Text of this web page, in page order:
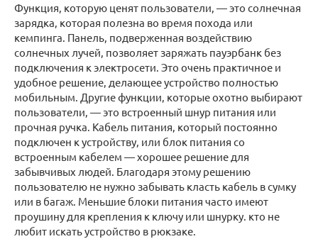
Функция, которую ценят пользователи, — это солнечная
зарядка, которая полезна во время похода или
кемпинга. Панель, подверженная воздействию
солнечных лучей, позволяет заряжать пауэрбанк без
подключения к электросети. Это очень практичное и
удобное решение, делающее устройство полностью
мобильным. Другие функции, которые охотно выбирают
пользователи, — это встроенный шнур питания или
прочная ручка. Кабель питания, который постоянно
подключен к устройству, или блок питания со
встроенным кабелем — хорошее решение для
забывчивых людей. Благодаря этому решению
пользователю не нужно забывать класть кабель в сумку
или в багаж. Меньшие блоки питания часто имеют
проушину для крепления к ключу или шнурку. кто не
любит искать устройство в рюкзаке.